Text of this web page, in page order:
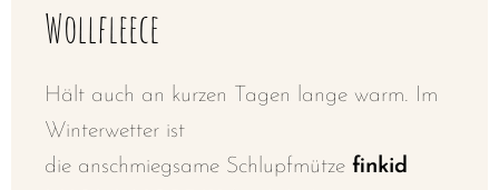
Wollfleece
Hält auch an kurzen Tagen lange warm. Im
Winterwetter ist
die anschmiegsame Schlupfmütze finkid